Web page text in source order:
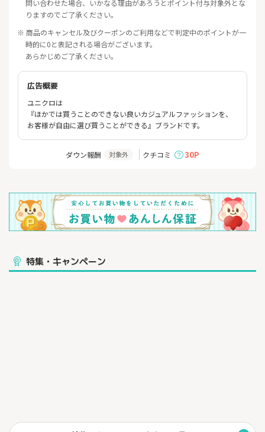
問い合わせた場合、いかなる理由があろうとポイント付与対象外とな
りますのでご了承ください。
※ 商品のキャンセル及びクーポンのご利用などで判定中のポイントが一
時的に0と表記される場合がございます。
あらかじめご了承ください。
広告概要
ユニクロは
『ほかでは買うことのできない良いカジュアルファッションを、
お客様が自由に選び買うことができる』ブランドです。
ダウン報酬 対象外 クチコミ 30P
特集・キャンペーン